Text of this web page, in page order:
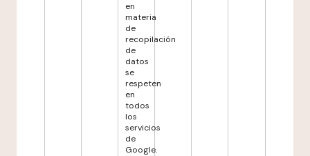
en
materia
de
recopilación
de
datos
se
respeten
en
todos
los
servicios
de
Google.